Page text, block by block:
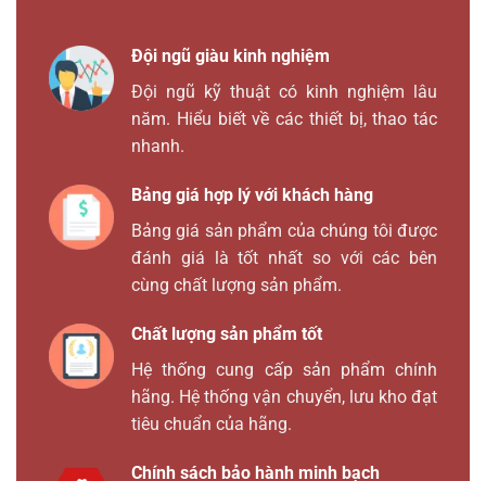
Đội ngũ giàu kinh nghiệm
Đội ngũ kỹ thuật có kinh nghiệm lâu
năm. Hiểu biết về các thiết bị, thao tác
nhanh.
Bảng giá hợp lý với khách hàng
Bảng giá sản phẩm của chúng tôi được
đánh giá là tốt nhất so với các bên
cùng chất lượng sản phẩm.
Chất lượng sản phẩm tốt
Hệ thống cung cấp sản phẩm chính
hãng. Hệ thống vận chuyển, lưu kho đạt
tiêu chuẩn của hãng.
Chính sách bảo hành minh bạch